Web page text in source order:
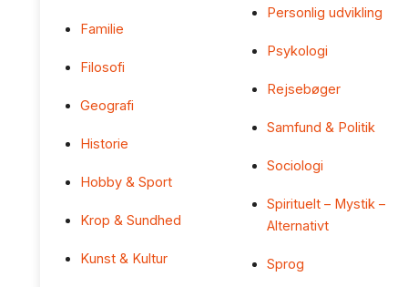
Familie
Filosofi
Geografi
Historie
Hobby & Sport
Krop & Sundhed
Kunst & Kultur
Personlig udvikling
Psykologi
Rejsebøger
Samfund & Politik
Sociologi
Spirituelt – Mystik –
Alternativt
Sprog